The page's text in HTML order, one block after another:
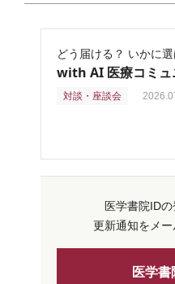
どう届ける？ いかに選
with AI 医療コミュ
対談・座談会
医学書院IDの
更新通知をメー
医学書